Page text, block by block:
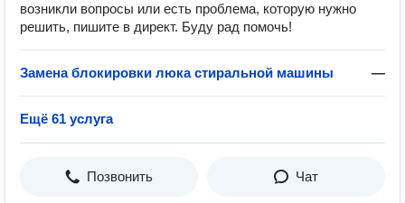
возникли вопросы или есть проблема, которую нужно
решить, пишите в директ. Буду рад помочь!
Замена блокировки люка стиральной машины —
Ещё 61 услуга
Позвонить Чат